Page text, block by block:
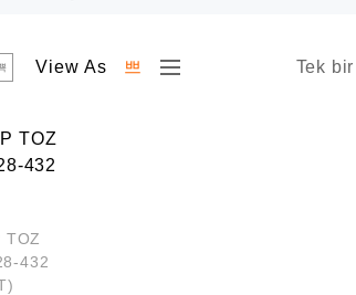
View As Tek
TOZ
432